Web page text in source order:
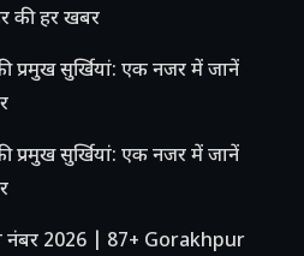
की हर खबर
प्रमुख सुर्खियां: एक नजर में जानें
प्रमुख सुर्खियां: एक नजर में जानें
नंबर 2026 | 87+ Gorakhpur